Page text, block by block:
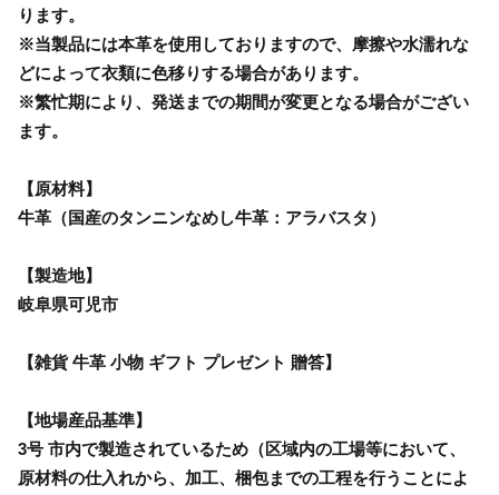
ります。
※当製品には本革を使用しておりますので、摩擦や水濡れな
どによって衣類に色移りする場合があります。
※繁忙期により、発送までの期間が変更となる場合がござい
ます。
【原材料】
牛革（国産のタンニンなめし牛革：アラバスタ）
【製造地】
岐阜県可児市
【雑貨 牛革 小物 ギフト プレゼント 贈答】
【地場産品基準】
3号 市内で製造されているため（区域内の工場等において、
原材料の仕入れから、加工、梱包までの工程を行うことによ